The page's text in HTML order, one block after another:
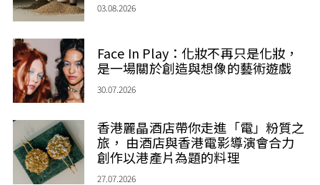
03.08.2026
Face In Play：化妝不再只是化妝，
是一場關於創造與想像的藝術遊戲
30.07.2026
香港麗晶酒店帶你走進「電」粉質之
旅， 由酒店與香港電影導演會合力
創作以港產片為題的料理
27.07.2026